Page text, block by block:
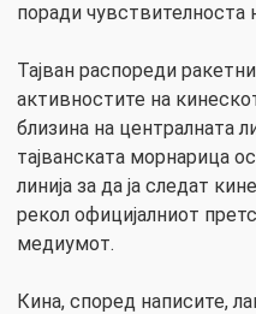
поради чувствителноста
Тајван распореди
активностите на
близина на централната
тајванската морнарица
линија за да ја следат
рекол официјалниот
медиумот.
Кина, според написите,